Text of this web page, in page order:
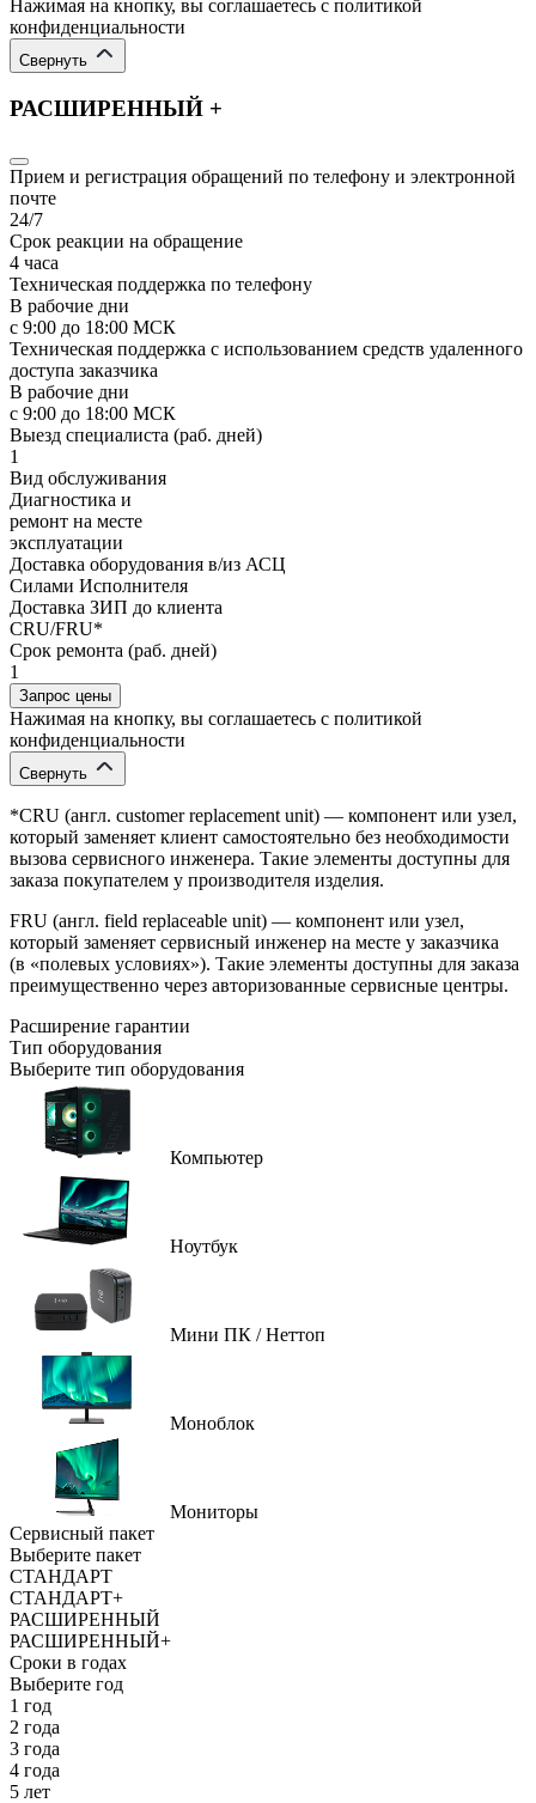
Нажимая на кнопку, вы соглашаетесь с политикой
конфиденциальности
Свернуть
РАСШИРЕННЫЙ +
Прием и регистрация обращений по телефону и электронной
почте
24/7
Срок реакции на обращение
4 часа
Техническая поддержка по телефону
В рабочие дни
с 9:00 до 18:00 МСК
Техническая поддержка с использованием средств удаленного
доступа заказчика
В рабочие дни
с 9:00 до 18:00 МСК
Выезд специалиста (раб. дней)
1
Вид обслуживания
Диагностика и
ремонт на месте
эксплуатации
Доставка оборудования в/из АСЦ
Силами Исполнителя
Доставка ЗИП до клиента
CRU/FRU*
Срок ремонта (раб. дней)
1
Запрос цены
Нажимая на кнопку, вы соглашаетесь с политикой
конфиденциальности
Свернуть
*CRU (англ. customer replacement unit) — компонент или узел,
который заменяет клиент самостоятельно без необходимости
вызова сервисного инженера. Такие элементы доступны для
заказа покупателем у производителя изделия.
FRU (англ. field replaceable unit) — компонент или узел,
который заменяет сервисный инженер на месте у заказчика
(в «полевых условиях»). Такие элементы доступны для заказа
преимущественно через авторизованные сервисные центры.
Расширение гарантии
Тип оборудования
Выберите тип оборудования
Компьютер
Ноутбук
Мини ПК / Неттоп
Моноблок
Мониторы
Сервисный пакет
Выберите пакет
СТАНДАРТ
СТАНДАРТ+
РАСШИРЕННЫЙ
РАСШИРЕННЫЙ+
Сроки в годах
Выберите год
1 год
2 года
3 года
4 года
5 лет